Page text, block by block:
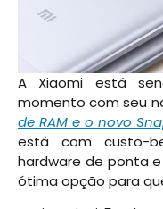
A Xiaomi está
momento com seu
de RAM e o novo
está com custo-
hardware de ponta
ótima opção para